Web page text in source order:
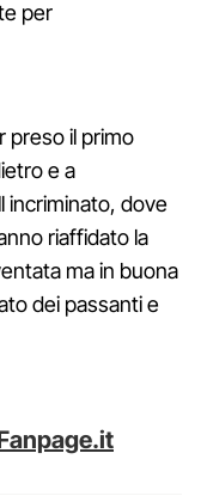
per
preso il primo
e a
incriminato, dove
riaffidato la
ma in buona
dei passanti e